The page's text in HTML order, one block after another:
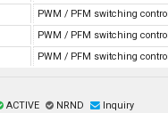
PWM / PFM switching control
PWM / PFM switching control
PWM / PFM switching control
ACTIVE NRND
Inquiry